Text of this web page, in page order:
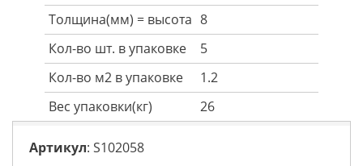
Толщина(мм) = высота 8
Кол-во шт. в упаковке
5
Кол-во м2 в упаковке
1.2
Вес упаковки(кг)
26
Артикул: S102058